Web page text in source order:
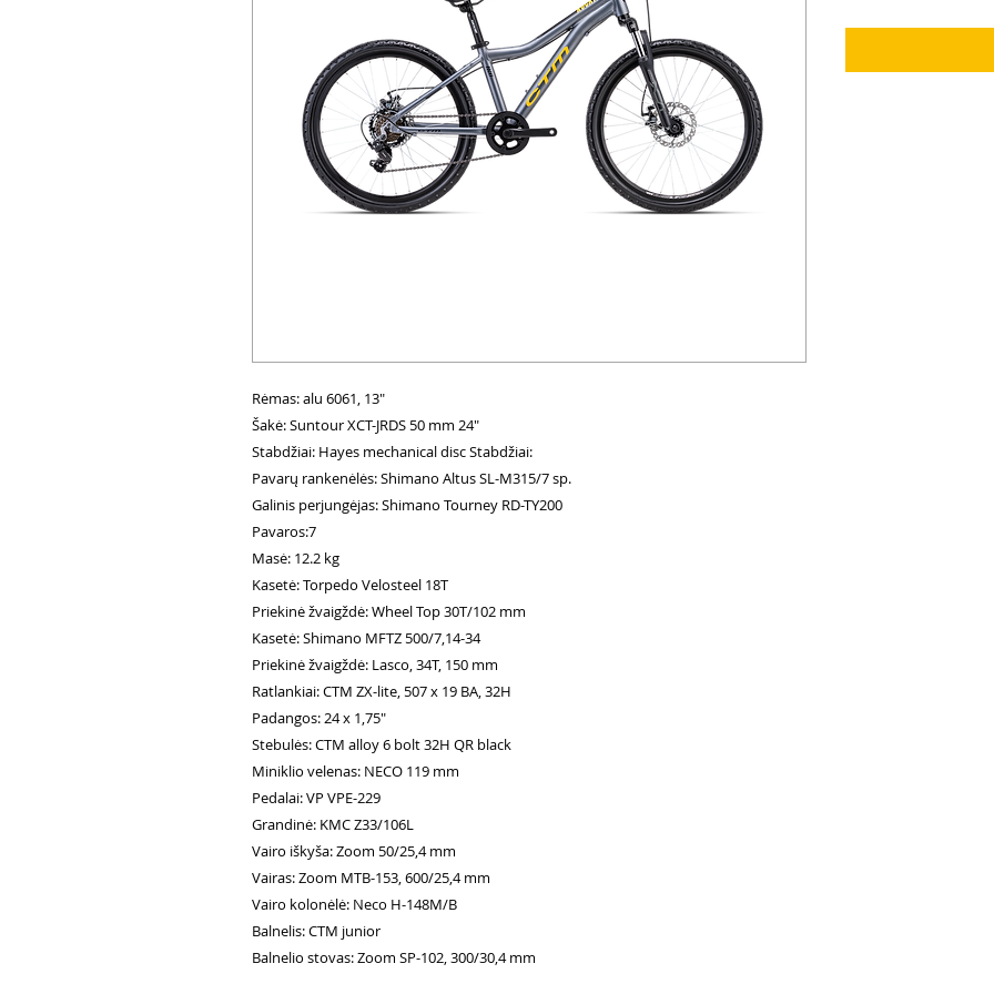
Rėmas: alu 6061, 13"
Šakė: Suntour XCT-JRDS 50 mm 24"
Stabdžiai: Hayes mechanical disc Stabdžiai:
Pavarų rankenėlės: Shimano Altus SL-M315/7 sp.
Galinis perjungėjas: Shimano Tourney RD-TY200
Pavaros:7
Masė: 12.2 kg
Kasetė: Torpedo Velosteel 18T
Priekinė žvaigždė: Wheel Top 30T/102 mm
Kasetė: Shimano MFTZ 500/7,14-34
Priekinė žvaigždė: Lasco, 34T, 150 mm
Ratlankiai: CTM ZX-lite, 507 x 19 BA, 32H
Padangos: 24 x 1,75"
Stebulės: CTM alloy 6 bolt 32H QR black
Miniklio velenas: NECO 119 mm
Pedalai: VP VPE-229
Grandinė: KMC Z33/106L
Vairo iškyša: Zoom 50/25,4 mm
Vairas: Zoom MTB-153, 600/25,4 mm
Vairo kolonėlė: Neco H-148M/B
Balnelis: CTM junior
Balnelio stovas: Zoom SP-102, 300/30,4 mm